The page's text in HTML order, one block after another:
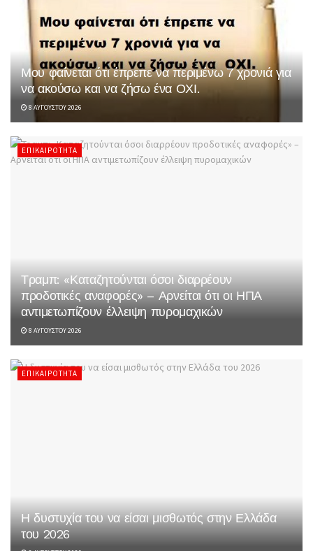
Μου φαίνεται ότι έπρεπε να περιμένω 7 χρονιά για
να ακούσω και να ζήσω ένα ΟΧΙ.
8 ΑΥΓΟΎΣΤΟΥ 2026
ΕΠΙΚΑΙΡΌΤΗΤΑ
Τραμπ: «Καταζητούνται όσοι διαρρέουν
προδοτικές αναφορές» – Αρνείται ότι οι ΗΠΑ
αντιμετωπίζουν έλλειψη πυρομαχικών
8 ΑΥΓΟΎΣΤΟΥ 2026
ΕΠΙΚΑΙΡΌΤΗΤΑ
Η δυστυχία του να είσαι μισθωτός στην Ελλάδα
του 2026